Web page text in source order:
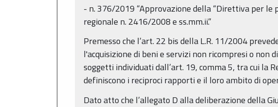
- n. 376/2019 “Approvazione della “Direttiva per le
regionale n. 2416/2008 e ss.mm.ii.”
Premesso che l’art. 22 bis della L.R. 11/2004
l'acquisizione di beni e servizi non ricompresi o non
soggetti individuati dall’art. 19, comma 5, tra cui la
definiscono i reciproci rapporti e il loro ambito di
Dato atto che l’allegato D alla deliberazione della